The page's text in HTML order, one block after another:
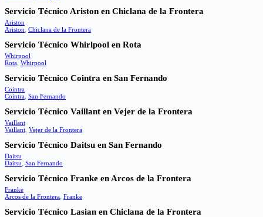
Servicio Técnico Ariston en Chiclana de la Frontera
Ariston
Ariston Chiclana de la Frontera
Servicio Técnico Whirlpool en Rota
Whirpool
Rota Whirpool
Servicio Técnico Cointra en San Fernando
Cointra
Cointra San Fernando
Servicio Técnico Vaillant en Vejer de la Frontera
Vaillant
Vaillant Vejer de la Frontera
Servicio Técnico Daitsu en San Fernando
Daitsu
Daitsu San Fernando
Servicio Técnico Franke en Arcos de la Frontera
Franke
Arcos de la Frontera Franke
Servicio Técnico Lasian en Chiclana de la Frontera